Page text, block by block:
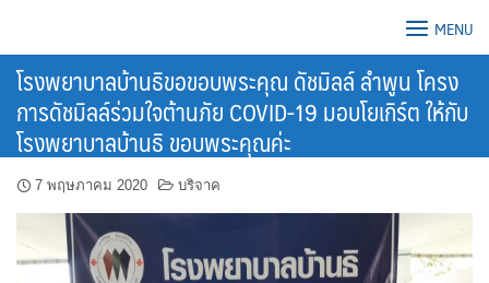
content
MENU
โรงพยาบาลบ้านธิขอขอบพระคุณ ดัชมิลล์ ลำพูน โครง
การดัชมิลล์ร่วมใจต้านภัย COVID-19 มอบโยเกิร์ต ให้กับ
โรงพยาบาลบ้านธิ ขอบพระคุณค่ะ
7 พฤษภาคม 2020 บริจาค